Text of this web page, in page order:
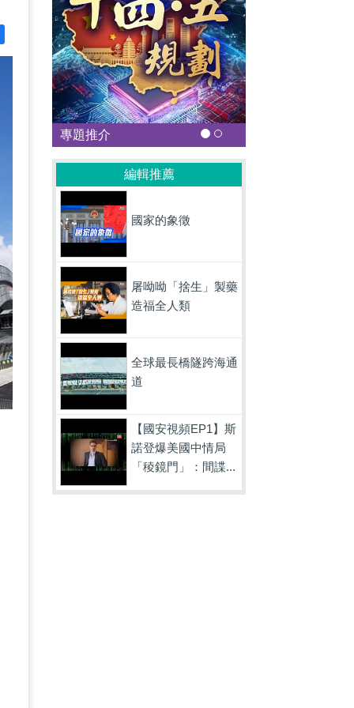
專題推介
編輯推薦
國家的象徵
屠呦呦「捨生」製藥
造福全人類
全球最長橋隧跨海通
道
【國安視頻EP1】斯
諾登爆美國中情局
「稜鏡門」：間諜...